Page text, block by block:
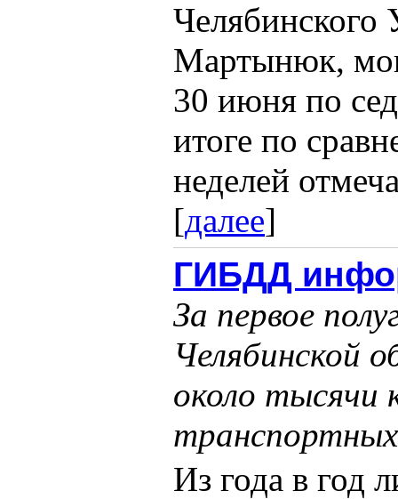
Мартынюк,
30 июня по
итоге по
неделей
[далее]
ГИБДД
За первое
Челябинской
около тысячи
Из года в год